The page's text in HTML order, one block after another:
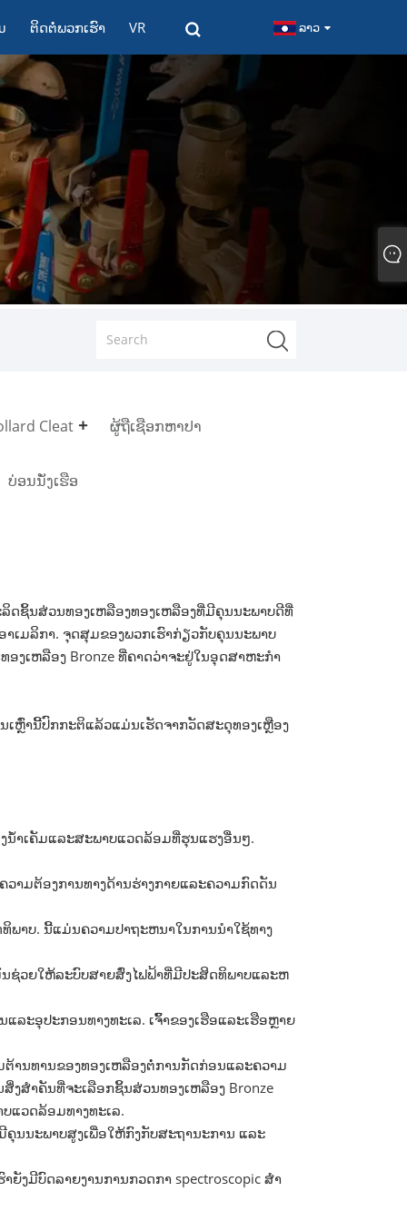
ຕິດ​ຕໍ່​ພວກ​ເຮົາ VR ລາວ
Cleat ຜູ້ຖືເຊືອກຫາປາ
ບ່ອນນັ່ງເຮືອ
ດຊິ້ນສ່ວນທອງເຫລືອງທອງເຫລືອງທີ່ມີຄຸນນະພາບດີທີ່
ເມລິກາ. ຈຸດສຸມຂອງພວກເຮົາກ່ຽວກັບຄຸນນະພາບ
ງເຫລືອງ Bronze ທີ່ຄາດວ່າຈະຢູ່ໃນອຸດສາຫະກໍາ
ເຫຼົ່ານີ້ປົກກະຕິແລ້ວແມ່ນເຮັດຈາກວັດສະດຸທອງເຫຼືອງ
ນ້ໍາເຄັມແລະສະພາບແວດລ້ອມທີ່ຮຸນແຮງອື່ນໆ.
າມ​ຕ້ອງ​ການ​ທາງ​ດ້ານ​ຮ່າງ​ກາຍ​ແລະ​ຄວາມ​ກົດ​ດັນ​
າບ. ນີ້ແມ່ນຄວາມປາຖະຫນາໃນການນໍາໃຊ້ທາງ
ນຊ່ວຍໃຫ້ລະບົບສາຍສົ່ງໄຟຟ້າທີ່ມີປະສິດທິພາບແລະຫ
ະອຸປະກອນທາງທະເລ. ເຈົ້າຂອງເຮືອແລະເຮືອຫຼາຍ
ມຕ້ານທານຂອງທອງເຫລືອງຕໍ່ການກັດກ່ອນແລະຄວາມ
ງສໍາຄັນທີ່ຈະເລືອກຊິ້ນສ່ວນທອງເຫລືອງ Bronze
ແວດລ້ອມທາງທະເລ.
ຄຸນນະພາບສູງເພື່ອໃຫ້ກົງກັບສະຖານະການ ແລະ
າຍັງມີບົດລາຍງານການກວດກາ spectroscopic ສໍາ